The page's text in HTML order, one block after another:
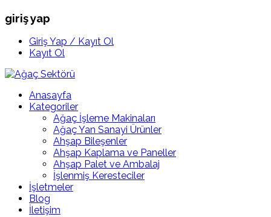
giriş yap
Giriş Yap / Kayıt Ol
Kayıt Ol
Anasayfa
Kategoriler
Ağaç İşleme Makinaları
Ağaç Yan Sanayi Ürünler
Ahşap Bileşenler
Ahşap Kaplama ve Paneller
Ahşap Palet ve Ambalaj
İşlenmiş Keresteciler
İşletmeler
Blog
İletişim